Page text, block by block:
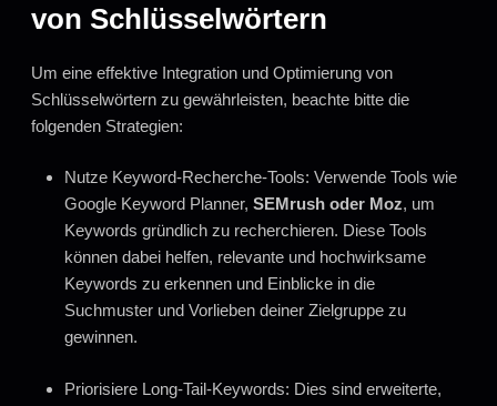
von Schlüsselwörtern
Um eine effektive Integration und Optimierung von
Schlüsselwörtern zu gewährleisten, beachte bitte die
folgenden Strategien:
Nutze Keyword-Recherche-Tools: Verwende Tools wie
Google Keyword Planner, SEMrush oder Moz, um
Keywords gründlich zu recherchieren. Diese Tools
können dabei helfen, relevante und hochwirksame
Keywords zu erkennen und Einblicke in die
Suchmuster und Vorlieben deiner Zielgruppe zu
gewinnen.
Priorisiere Long-Tail-Keywords: Dies sind erweiterte,